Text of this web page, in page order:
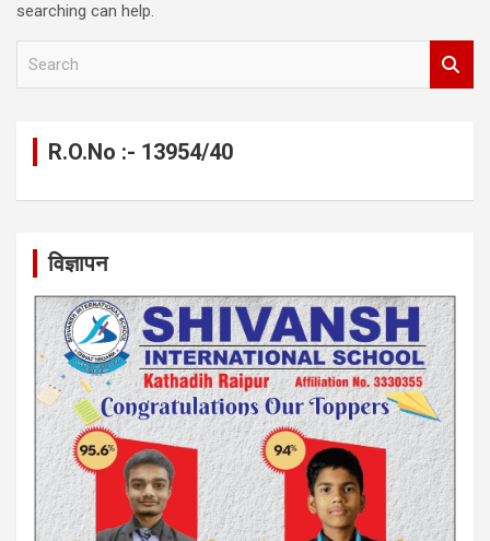
searching can help.
R.O.No :- 13954/40
विज्ञापन